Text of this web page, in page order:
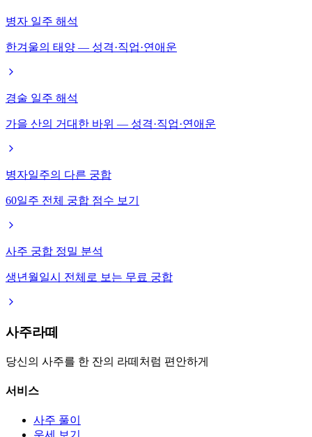
병자 일주 해석
한겨울의 태양 — 성격·직업·연애운
경술 일주 해석
가을 산의 거대한 바위 — 성격·직업·연애운
병자일주의 다른 궁합
60일주 전체 궁합 점수 보기
사주 궁합 정밀 분석
생년월일시 전체로 보는 무료 궁합
사주라떼
당신의 사주를 한 잔의 라떼처럼 편안하게
서비스
사주 풀이